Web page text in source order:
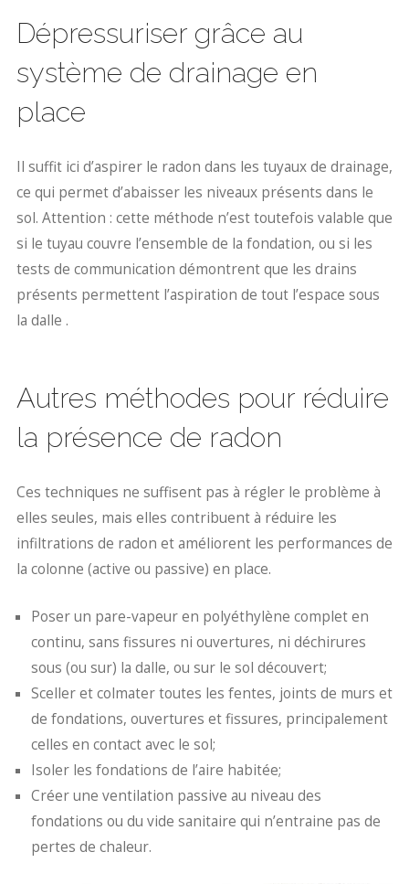
Dépressuriser grâce au
système de drainage en
place
Il suffit ici d’aspirer le radon dans les tuyaux de drainage,
ce qui permet d’abaisser les niveaux présents dans le
sol. Attention : cette méthode n’est toutefois valable que
si le tuyau couvre l’ensemble de la fondation, ou si les
tests de communication démontrent que les drains
présents permettent l’aspiration de tout l’espace sous
la dalle .
Autres méthodes pour réduire
la présence de radon
Ces techniques ne suffisent pas à régler le problème à
elles seules, mais elles contribuent à réduire les
infiltrations de radon et améliorent les performances de
la colonne (active ou passive) en place.
Poser un pare-vapeur en polyéthylène complet en
continu, sans fissures ni ouvertures, ni déchirures
sous (ou sur) la dalle, ou sur le sol découvert;
Sceller et colmater toutes les fentes, joints de murs et
de fondations, ouvertures et fissures, principalement
celles en contact avec le sol;
Isoler les fondations de l’aire habitée;
Créer une ventilation passive au niveau des
fondations ou du vide sanitaire qui n’entraine pas de
pertes de chaleur.